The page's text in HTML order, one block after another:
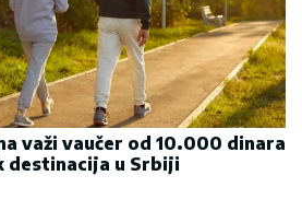
važi vaučer od 10.000 dinara
destinacija u Srbiji